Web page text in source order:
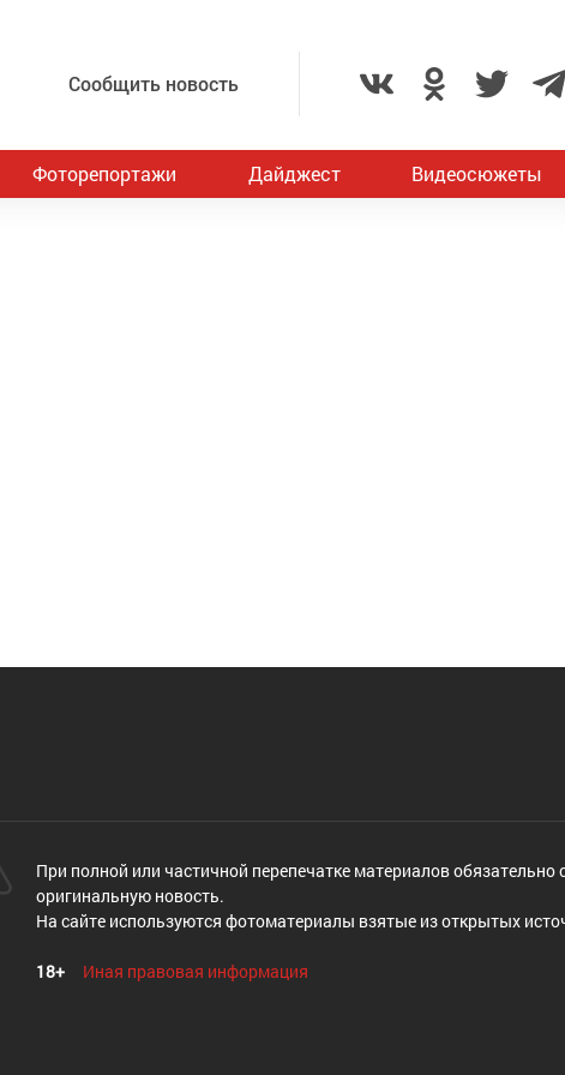
Сообщить новость
Фоторепортажи Дайджест Видеосюжеты
При полной или частичной перепечатке материалов обязательно
оригинальную новость.
На сайте используются фотоматериалы взятые из открытых
18+ Иная правовая информация